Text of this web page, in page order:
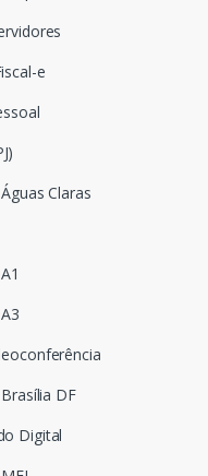
e
Claras
DF
Digital